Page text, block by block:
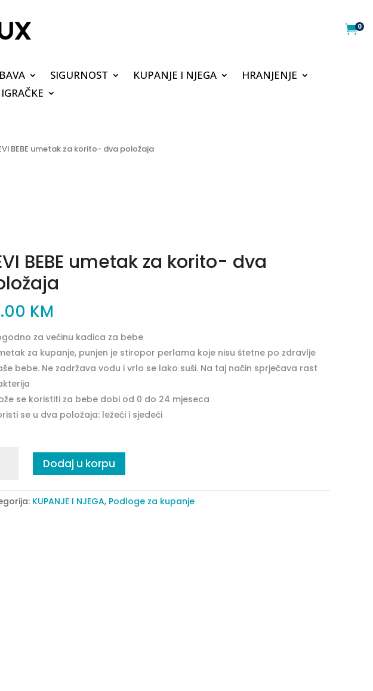
0
SIGURNOST KUPANJE I NJEGA
HRANJENJE
IGRAČKE
BEBE umetak za korito- dva položaja
BEBE umetak za korito- dva
KM
za većinu kadica za bebe
za kupanje, punjen je stiropor perlama koje nisu štetne po zdravlje
bebe. Ne zadržava vodu i vrlo se lako suši. Na taj način sprječava rast
se koristiti za bebe dobi od 0 do 24 mjeseca
se u dva položaja: ležeći i sjedeći
Dodaj u korpu
KUPANJE I NJEGA, Podloge za kupanje